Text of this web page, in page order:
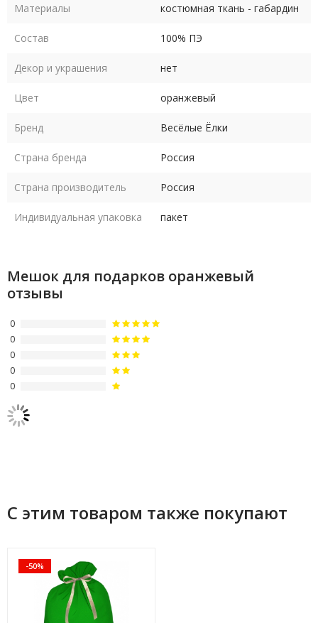
Материалы костюмная ткань - габардин
Состав 100% ПЭ
Декор и украшения нет
Цвет оранжевый
Бренд Весёлые Ёлки
Страна бренда Россия
Страна производитель Россия
Индивидуальная упаковка пакет
Мешок для подарков оранжевый
отзывы
0
0
0
0
0
С этим товаром также покупают
-50%